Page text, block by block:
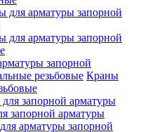
для арматуры запорной
для арматуры запорной
запорной
Краны
запорной арматуры